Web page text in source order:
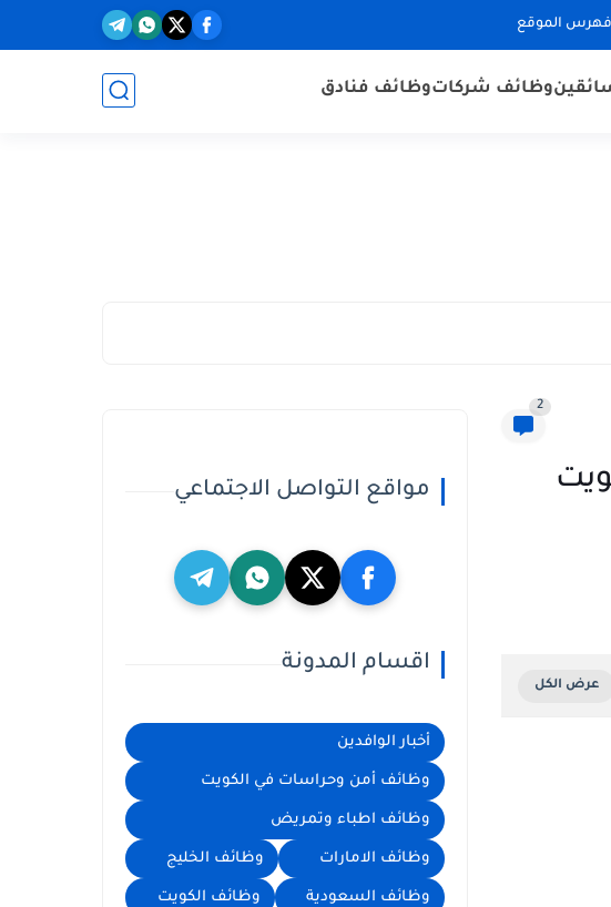
فهرس الموقع
وظائف شركاتوظائف فنادق
2
مواقع التواصل الاجتماعي
اقسام المدونة
أخبار الوافدين
وظائف أمن وحراسات في الكويت
وظائف اطباء وتمريض
وظائف الامارات وظائف الخليج
وظائف السعودية وظائف الكويت